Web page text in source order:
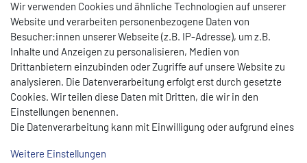
Teller für Ihr Menü.
Wir verwenden Cookies und ähnliche Technologien auf unserer
Website und verarbeiten personenbezogene Daten von
Besucher:innen unserer Webseite (z.B. IP-Adresse), um z.B.
Inhalte und Anzeigen zu personalisieren, Medien von
Drittanbietern einzubinden oder Zugriffe auf unsere Website zu
analysieren. Die Datenverarbeitung erfolgt erst durch gesetzte
Cookies. Wir teilen diese Daten mit Dritten, die wir in den
Einstellungen benennen.
Die Datenverarbeitung kann mit Einwilligung oder aufgrund eines
oder abgelehnt werden. Es besteht das Recht, nicht einzuwilligen
Weitere Einstellungen